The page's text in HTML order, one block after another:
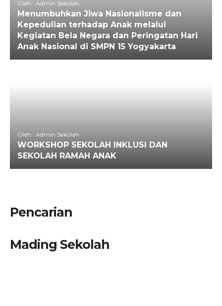
Oleh : Admin Sekolah
Menumbuhkan Jiwa Nasionalisme dan
Kepedulian terhadap Anak melalui
Kegiatan Bela Negara dan Peringatan Hari
Anak Nasional di SMPN 15 Yogyakarta
Oleh : Admin Sekolah
WORKSHOP SEKOLAH INKLUSI DAN
SEKOLAH RAMAH ANAK
Pencarian
Mading Sekolah